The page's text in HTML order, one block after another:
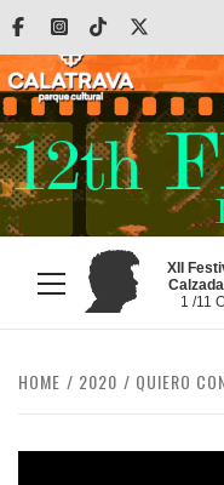
Skip
content
FacebookInstagram
Tiktok
Primary
Menu
XII
1 /11
HOME 2020 QUIERO